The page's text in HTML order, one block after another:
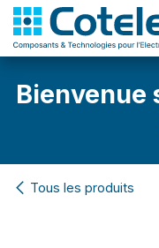
Bienvenue
Tous les produits